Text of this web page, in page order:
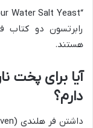
رابرتسون دو کتاب
هستند.
آیا برای پخت
دارم؟